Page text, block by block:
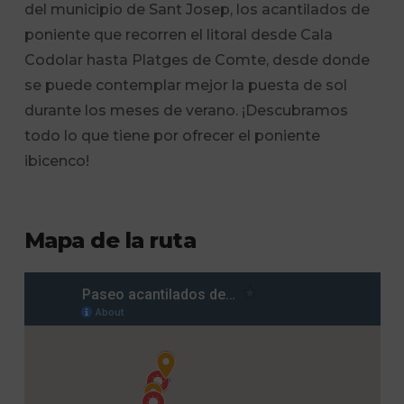
del municipio de Sant Josep, los acantilados de
poniente que recorren el litoral desde Cala
Codolar hasta Platges de Comte, desde donde
se puede contemplar mejor la puesta de sol
durante los meses de verano. ¡Descubramos
todo lo que tiene por ofrecer el poniente
ibicenco!
Mapa de la ruta